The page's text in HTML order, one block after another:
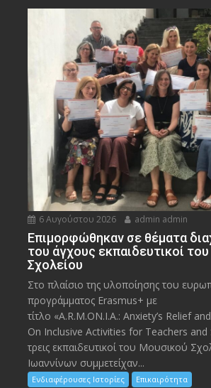
6 Αυγούστου 2026 admin admin
Eπιμορφώθηκαν σε θέματα
του άγχους εκπαιδευτικοί
Σχολείου
Στο πλαίσιο της υλοποίησης του
προγράμματος Erasmus+ με
τίτλο «A.R.M.ON.I.A.: Anxiety’s Relief
On Inclusive Activities for Teachers and
τρεις εκπαιδευτικοί του Μουσικού
Ιωαννίνων συμμετείχαν...
Ενδιαφέρουσες Ιστορίες Επικαιρότητα